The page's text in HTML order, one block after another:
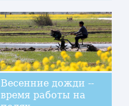
Весенние дожди --
время работы на